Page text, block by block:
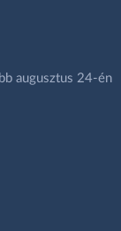
augusztus 24-én